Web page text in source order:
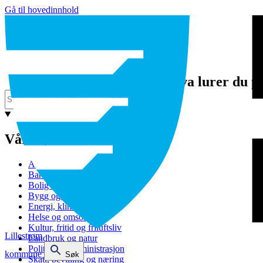
Gå til hovedinnhold
Lillestrøm
kommune
Søk
Hva lurer du
Våre tjenester
Avfall og gjenvinning
Barnehage
Bolig og sosiale tjenester
Bygg og eiendom
Energi, klima og miljø
Helse og omsorg
Kultur, fritid og friluftsliv
Landbruk og natur
Politikk og administrasjon
Skatt, bevilling og næring